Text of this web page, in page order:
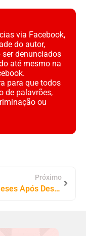
via Facebook,
do autor,
denunciados
até mesmo na
para que todos
de palavrões,
ou
Próximo
Nove Meses Após Desabamento da Ponte JK, Governo Federal Reconhece Emergência em Porto Franco